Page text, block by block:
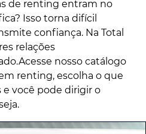
de renting entram no
Isso torna difícil
confiança. Na Total
relações
nosso catálogo
renting, escolha o que
e você pode dirigir o